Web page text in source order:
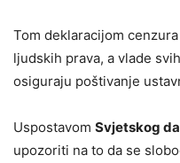
Tom deklaracijom
ljudskih prava, a vlade
osiguraju poštivanje
Uspostavom Svjetskog
upozoriti na to da se